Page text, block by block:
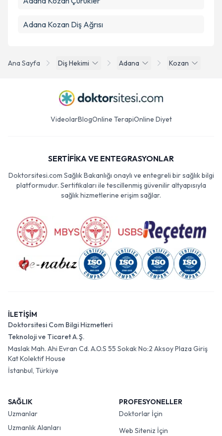
Ana Sayfa Diş Hekimi Adana Kozan
Adana Kozan Diş Ağrısı
VideolarBlogOnline TerapiOnline Diyet
SERTİFİKA VE ENTEGRASYONLAR
Doktorsitesi.com Sağlık Bakanlığı onaylı ve entegreli bir sağlık bilgi
platformudur. Sertifikaları ile tescillenmiş güvenilir altyapısıyla
sağlık hizmetlerine erişim sağlar.
İLETİŞİM
Doktorsitesi Com Bilgi Hizmetleri
Teknoloji ve Ticaret A.Ş.
Maslak Mah. Ahi Evran Cd. A.O.S 55 Sokak No:2 Aksoy Plaza Giriş
Kat Kolektif House
İstanbul, Türkiye
SAĞLIK
Uzmanlar
Uzmanlık Alanları
PROFESYONELLER
Doktorlar İçin
Web Siteniz İçin